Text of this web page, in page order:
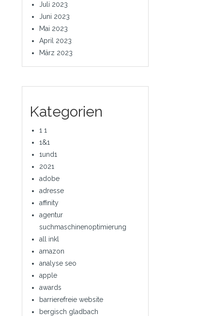
Juli 2023
Juni 2023
Mai 2023
April 2023
März 2023
Kategorien
1 1
1&1
1und1
2021
adobe
adresse
affinity
agentur
suchmaschinenoptimierung
all inkl
amazon
analyse seo
apple
awards
barrierefreie website
bergisch gladbach